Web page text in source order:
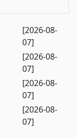
[2026-08-
07]
[2026-08-
07]
[2026-08-
07]
[2026-08-
07]